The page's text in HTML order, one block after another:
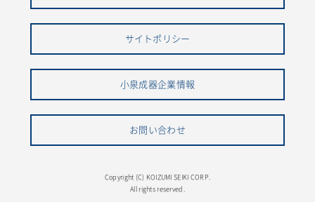
サイトポリシー
小泉成器企業情報
お問い合わせ
Copyright (C) KOIZUMI SEIKI CORP.
All rights reserved.